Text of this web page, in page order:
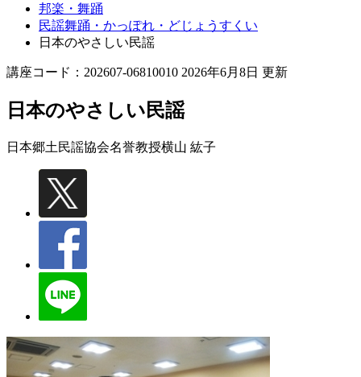
邦楽・舞踊
民謡舞踊・かっぽれ・どじょうすくい
日本のやさしい民謡
講座コード：202607-06810010 2026年6月8日 更新
日本のやさしい民謡
日本郷土民謡協会名誉教授横山 紘子